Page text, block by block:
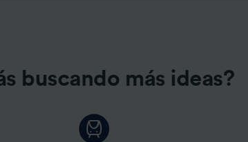
buscando más ideas?